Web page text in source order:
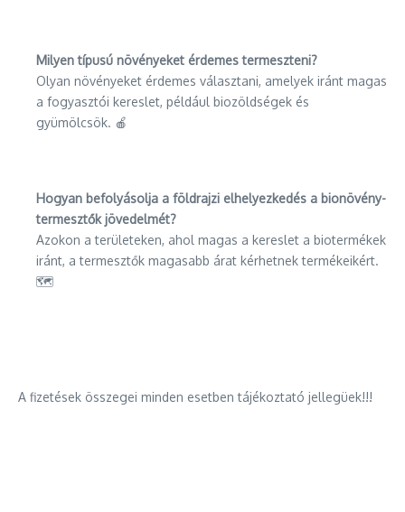
Milyen típusú növényeket érdemes termeszteni?
Olyan növényeket érdemes választani, amelyek iránt magas
a fogyasztói kereslet, például biozöldségek és
gyümölcsök. 🍎
Hogyan befolyásolja a földrajzi elhelyezkedés a bionövény-
termesztők jövedelmét?
Azokon a területeken, ahol magas a kereslet a biotermékek
iránt, a termesztők magasabb árat kérhetnek termékeikért.
🗺️
A fizetések összegei minden esetben tájékoztató jellegüek!!!